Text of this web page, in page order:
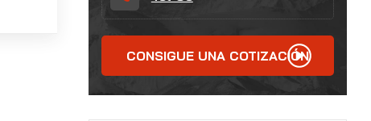
CONSIGUE UNA COTIZACIÓN